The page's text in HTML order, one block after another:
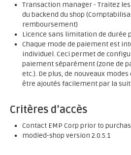
Transaction manager - Traitez
du backend du shop
remboursement)
Licence sans limitation de durée
Chaque mode de paiement est
individuel. Ceci permet de
paiement séparément (zone de
etc.). De plus, de nouveaux
être ajoutés facilement par la
Critères d’accès
Contact EMP Corp prior to
modied-shop version 2.0.5.1